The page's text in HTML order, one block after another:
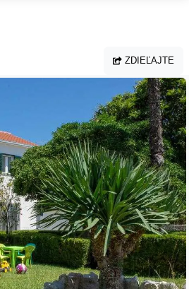
ZDIEĽAJTE